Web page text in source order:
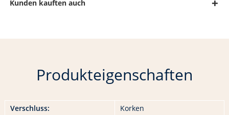
Kunden kauften auch
Produkteigenschaften
Verschluss: Korken